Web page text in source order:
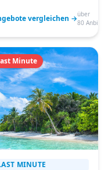
vergleichen →über
80
Minute
MINUTE